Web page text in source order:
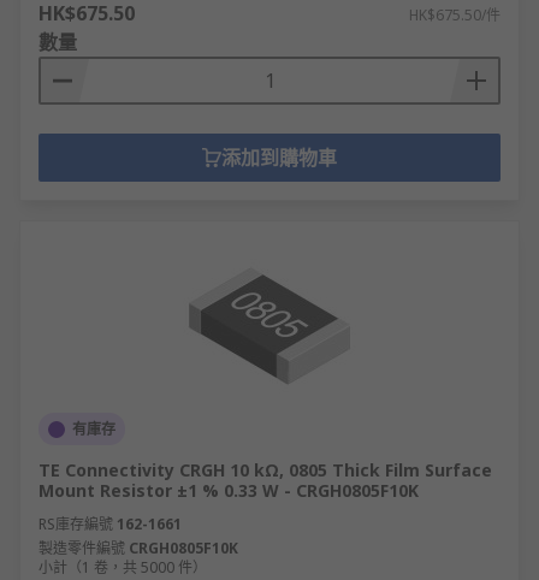
HK$675.50 HK$675.50/件
數量
添加到購物車
有庫存
TE Connectivity CRGH 10 kΩ, 0805 Thick Film Surface
Mount Resistor ±1 % 0.33 W - CRGH0805F10K
RS庫存編號 162-1661
製造零件編號 CRGH0805F10K
小計（1 卷，共 5000 件）